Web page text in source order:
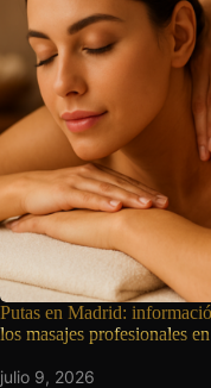
Putas en Madrid:
los masajes profesionales
julio 9, 2026